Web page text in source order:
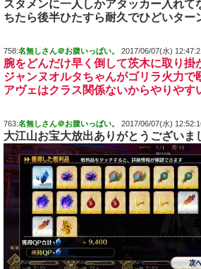
スタメンに一人しかアタッカー入れて
ちたら後半ひたすら耐久でひどいター
758:名無しさん＠お腹いっぱい。 2017/06/07(水)
腕をどんだけ早く倒して茨木に取り掛
ジャンヌオルタちゃんがゴリラ火力で
アヴェはクラス関係ないからやりやす
763:名無しさん＠お腹いっぱい。 2017/06/07(水)
大江山お宝大放出ありがとうございま